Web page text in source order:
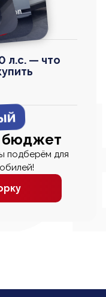
л.с. — что
бюджет
подберём для